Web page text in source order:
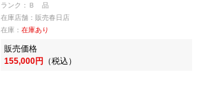
ランク：Ｂ 品
在庫店舗：販売春日店
在庫： 在庫あり
販売価格
155,000円 （税込）